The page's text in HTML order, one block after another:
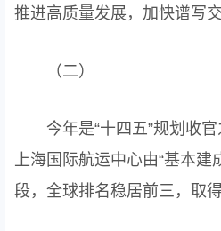
推进高质量发展，加快谱写
（二）
今年是“十四五”规划收官
上海国际航运中心由“基本建
段，全球排名稳居前三，取